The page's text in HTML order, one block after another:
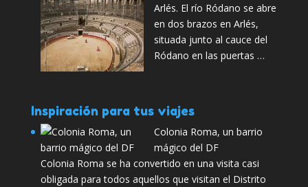
Arlés. El río Ródano se abre
en dos brazos en Arlés,
situada junto al cauce del
Ródano en las puertas …
Inspiración para tus viajes
Colonia Roma, un barrio
mágico del DF
Colonia Roma se ha convertido en una visita casi
obligada para todos aquellos que visitan el Distrito